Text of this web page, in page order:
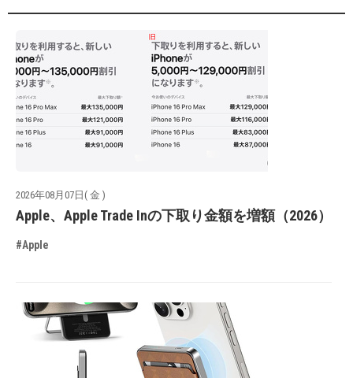
2026年08月07日( 金 )
Apple、Apple Trade Inの下取り金額を増額（2026）
#Apple